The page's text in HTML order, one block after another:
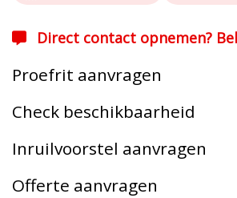
Direct contact opnemen?
Proefrit aanvragen
Check beschikbaarheid
Inruilvoorstel aanvragen
Offerte aanvragen